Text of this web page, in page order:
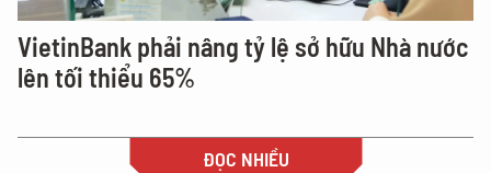
VietinBank phải nâng tỷ lệ sở hữu Nhà nước
lên tối thiểu 65%
ĐỌC NHIỀU